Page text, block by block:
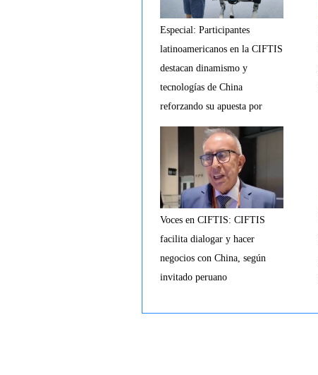
Especial: Participantes
latinoamericanos en la CIFTIS
destacan dinamismo y
tecnologías de China
reforzando su apuesta por
cooperación bilateral
Voces en CIFTIS: CIFTIS
facilita dialogar y hacer
negocios con China, según
invitado peruano